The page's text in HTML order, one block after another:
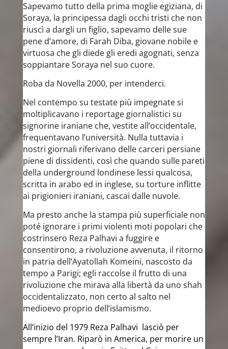
Sapevamo tutto della prima moglie egiziana, di
Soraya, la principessa dagli occhi tristi che non
riuscì a dargli un figlio, sapevamo delle sue
pene d’amore, di Farah Diba, giovane nobile e
virtuosa che gli diede gli eredi agognati, senza
soppiantare Soraya nel suo cuore.
Roba da Novella 2000, per intenderci.
Nel contempo su testate più impegnate si
moltiplicavano i reportage giornalistici su
signorine iraniane che, vestite all’occidentale,
frequentavano l’università. Nulla tuttavia i
nostri giornali riferivano delle carceri persiane
piene di dissidenti, così che quando sulle pareti
della underground londinese lessi qualcosa,
scritta in arabo ed in inglese, su torture inflitte
ai prigionieri iraniani, cascai dalle nuvole.
Ma presto anche la stampa più superficiale non
poté ignorare i primi violenti moti popolari che
costrinsero Reza Palhavi a fuggire e
consentirono, a rivoluzione avvenuta, il ritorno
in patria dell’Ayatollah Komeini, nascosto da
tempo a Parigi; egli raccolse il frutto di una
rivoluzione che mirava alla libertà da uno shah
occidentalizzato, non certo al salto nel
medioevo proprio dell’islamismo.
All’inizio del 1979 Reza Palhavi lasciò per
sempre l’Iran. Riparò in America, per morire un